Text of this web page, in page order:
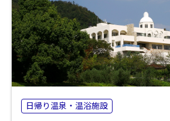
日帰り温泉・温浴施設